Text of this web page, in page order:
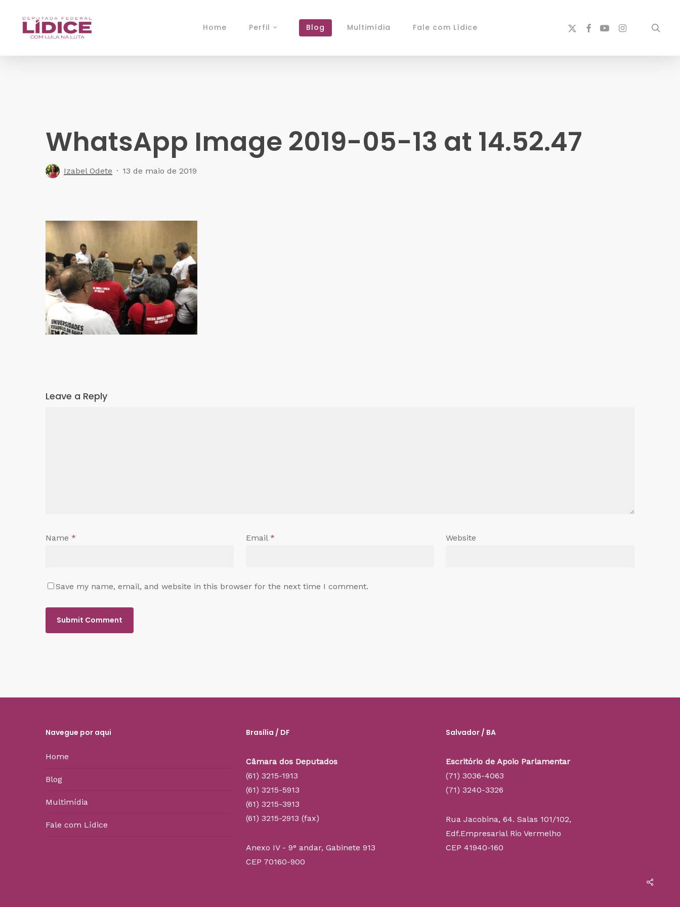
Home Perfil Blog Multimídia Fale com Lídice
x-
facebook
youtubeinstagram
WhatsApp Image 2019-05-13 at 14.52.47
Izabel Odete 13 de maio de 2019
Leave a Reply
Name * Email * Website
Save my name, email, and website in this browser for the next time I comment.
Navegue por aqui
Home
Blog
Multimídia
Fale com Lídice
Brasília / DF
Câmara dos Deputados
(61) 3215-1913
(61) 3215-5913
(61) 3215-3913
(61) 3215-2913 (fax)
Anexo IV - 9° andar, Gabinete 913
CEP 70160-900
Salvador / BA
Escritório de Apoio Parlamentar
(71) 3036-4063
(71) 3240-3326
Rua Jacobina, 64. Salas 101/102,
Edf.Empresarial Rio Vermelho
CEP 41940-160